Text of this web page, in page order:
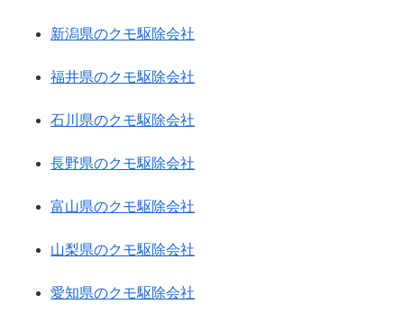
新潟県のクモ駆除会社
福井県のクモ駆除会社
石川県のクモ駆除会社
長野県のクモ駆除会社
富山県のクモ駆除会社
山梨県のクモ駆除会社
愛知県のクモ駆除会社